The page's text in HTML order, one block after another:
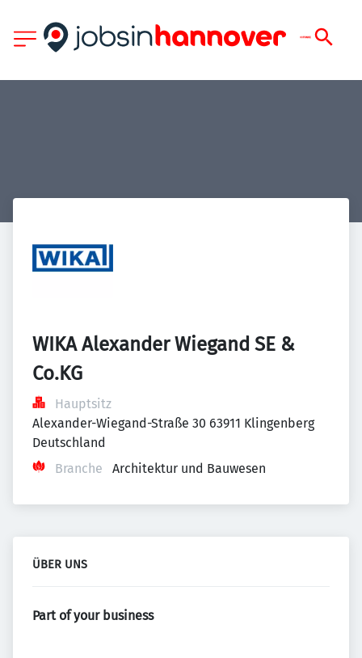
WIKA Alexander Wiegand SE &
Co.KG
Hauptsitz
Alexander-Wiegand-Straße 30 63911 Klingenberg
Deutschland
Branche
Architektur und Bauwesen
ÜBER UNS
Part of your business